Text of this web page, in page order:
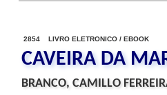
2854 LIVRO ELETRONICO / EBOOK
CAVEIRA DA
BRANCO, CAMILLO